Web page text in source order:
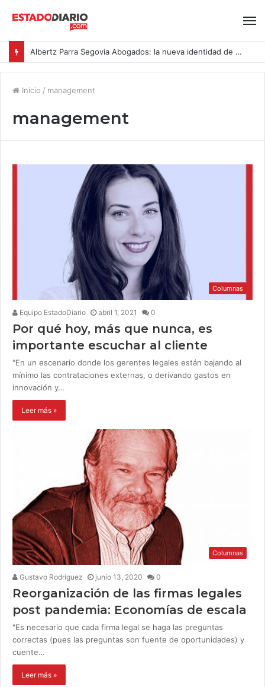
Albertz Parra Segovia Abogados: la nueva identidad de Segovia Consulting
Inicio / management
management
Columnas
Equipo EstadoDiario abril 1, 2021 0
Por qué hoy, más que nunca, es
importante escuchar al cliente
"En un escenario donde los gerentes legales están bajando al
mínimo las contrataciones externas, o derivando gastos en
innovación y…
Leer más »
Columnas
Gustavo Rodríguez junio 13, 2020 0
Reorganización de las firmas legales
post pandemia: Economías de escala
"Es necesario que cada firma legal se haga las preguntas
correctas (pues las preguntas son fuente de oportunidades) y
cuente…
Leer más »